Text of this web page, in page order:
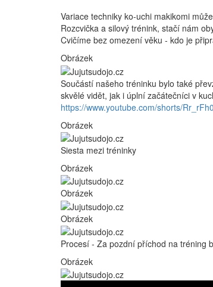
Variace techniky ko-uchi makikomi
Rozcvička a silový trénink, stačí nám
Cvičíme bez omezení věku - kdo je
Obrázek
Součástí našeho tréninku bylo také
skvělé vidět, jak i úplní začátečníci v
https://www.youtube.com/shorts/
Obrázek
Siesta mezi tréninky
Obrázek
Obrázek
Obrázek
Procesí - Za pozdní příchod na tréning
Obrázek